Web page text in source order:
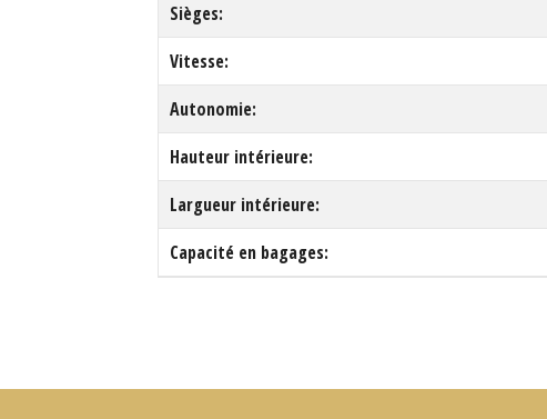
Sièges:
Vitesse:
Autonomie:
Hauteur intérieure:
Largueur intérieure:
Capacité en bagages: